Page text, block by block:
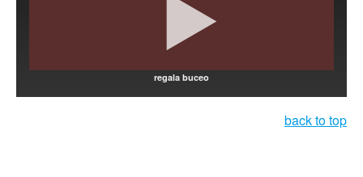
regala buceo
back to top